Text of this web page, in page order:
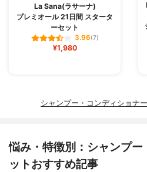
La Sana(ラサーナ)
プレミオール 21日間 スタータ
ーセット
3.96(7)
¥1,980
シャンプー・コンディショナ
悩み・特徴別：シャンプ
ットおすすめ記事